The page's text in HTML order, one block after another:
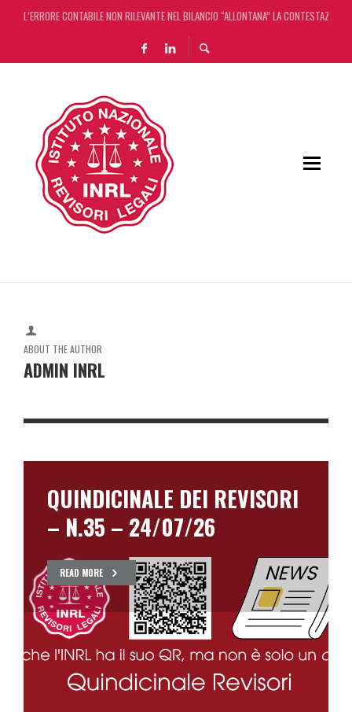
DECRETO OMNIBUS: CON IL CONCORDATO UNO ‘SCUDO’ FISCALE DI 4 ANNI
CHIUSURA ESTIVA DELLA RASSEGNA STAMPA INRL: DAL 10 AL 24 AGOSTO
ADEMPIMENTO COLLABORATIVO: TUTTI I CHIARIMENTI DELL’AGENZIA DELLE ENTRATE
ABOUT THE AUTHOR
ADMIN INRL
QUINDICINALE DEI REVISORI
– N.35 – 24/07/26
READ MORE